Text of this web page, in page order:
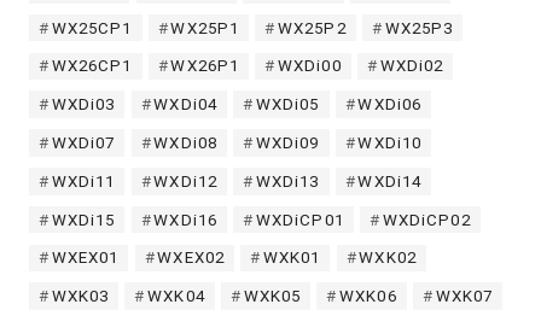
WX25CP1 WX25P1 WX25P2 WX25P3
WX26CP1 WX26P1 WXDi00 WXDi02
WXDi03 WXDi04 WXDi05 WXDi06
WXDi07 WXDi08 WXDi09 WXDi10
WXDi11 WXDi12 WXDi13 WXDi14
WXDi15 WXDi16 WXDiCP01 WXDiCP02
WXEX01 WXEX02 WXK01 WXK02
WXK03 WXK04 WXK05 WXK06 WXK07